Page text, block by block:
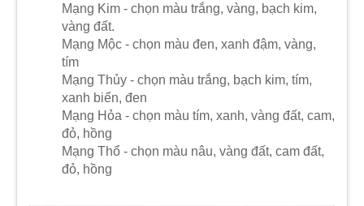
Mạng Kim - chọn màu trắng, vàng, bạch kim,
vàng đất.
Mạng Mộc - chọn màu đen, xanh đậm, vàng,
tím
Mạng Thủy - chọn màu trắng, bạch kim, tím,
xanh biển, đen
Mạng Hỏa - chọn màu tím, xanh, vàng đất, cam,
đỏ, hồng
Mạng Thổ - chọn màu nâu, vàng đất, cam đất,
đỏ, hồng